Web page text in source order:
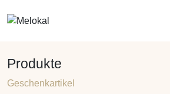
Produkte
Geschenkartikel